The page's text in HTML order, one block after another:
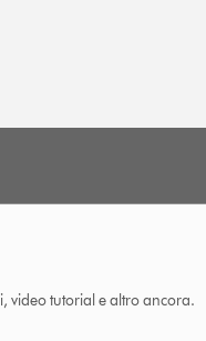
video tutorial e altro ancora.